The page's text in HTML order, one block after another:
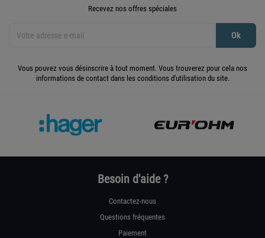
Recevez nos offres spéciales
Vous pouvez vous désinscrire à tout moment. Vous trouverez pour cela nos
informations de contact dans les conditions d'utilisation du site.
Besoin d'aide ?
Contactez-nous
Questions fréquentes
Paiement